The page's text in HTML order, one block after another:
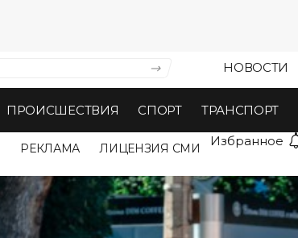
НОВОСТИ
ПРОИСШЕСТВИЯ СПОРТ ТРАНСПОРТ
РЕКЛАМА ЛИЦЕНЗИЯ СМИ Избранное